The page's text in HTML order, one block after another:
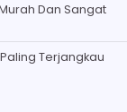
Dan Sangat
Terjangkau